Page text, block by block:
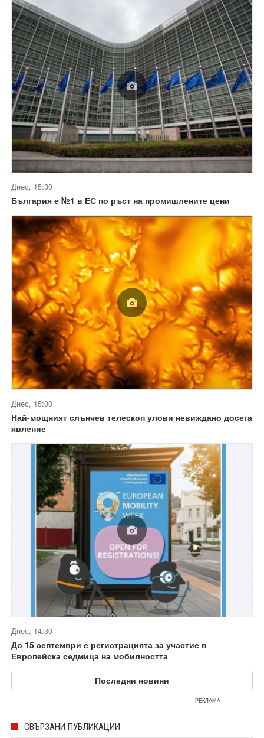
Днес, 15:30
България е №1 в ЕС по ръст на промишлените цени
Днес, 15:00
Най-мощният слънчев телескоп улови невиждано досега
явление
Днес, 14:30
До 15 септември е регистрацията за участие в
Европейска седмица на мобилността
Последни новини
РЕКЛАМА
СВЪРЗАНИ ПУБЛИКАЦИИ